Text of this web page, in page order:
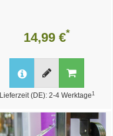
14,99 €*
Lieferzeit (DE): 2-4 Werktage 1